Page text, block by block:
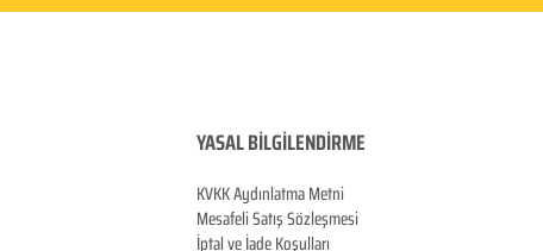
YASAL BİLGİLENDİRME
KVKK AydınlatmaMetni
Mesafeli Satış Sözleşmesi
İptal ve İade Koşulları